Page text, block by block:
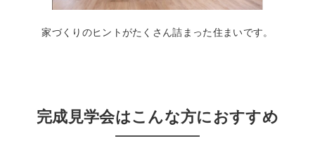
家づくりのヒントがたくさん詰まった住まいです。
完成見学会はこんな方におすすめ